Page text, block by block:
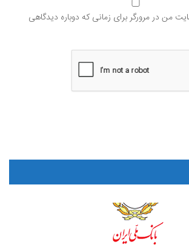
من در مرورگر برای زمانی که دوباره دیدگاهی